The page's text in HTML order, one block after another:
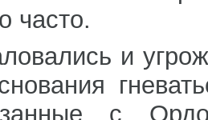
часто.
и
с